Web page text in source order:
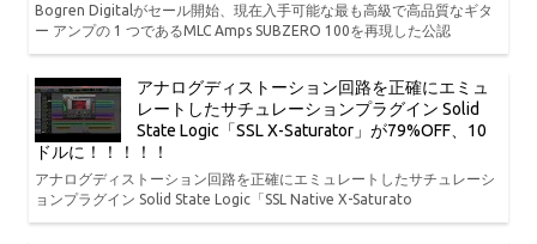
Bogren Digitalがセール開始、現在入手可能な最も高級で高品質なギタ
ー アンプの 1 つであるMLC Amps SUBZERO 100を再現した公認
アナログディストーション回路を正確にエミュ
レートしたサチュレーションプラグイン Solid
State Logic「SSL X-Saturator」が79%OFF、10
ドルに！！！！！
アナログディストーション回路を正確にエミュレートしたサチュレーシ
ョンプラグイン Solid State Logic「SSL Native X-Saturato